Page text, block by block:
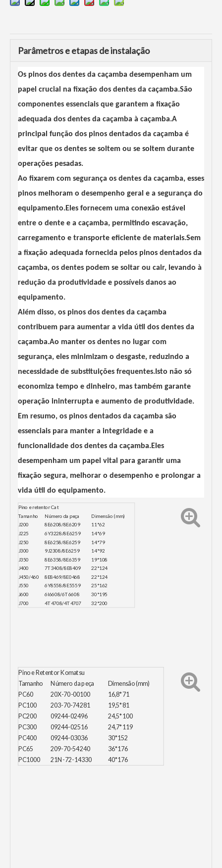
Parâmetros e etapas de instalação
Os pinos dos dentes da caçamba desempenham um
papel crucial na fixação dos dentes da caçamba.São
componentes essenciais que garantem a fixação
adequada dos dentes da caçamba à caçamba.A
principal função dos pinos dentados da caçamba é
evitar que os dentes se soltem ou se soltem durante
operações pesadas.
Ao fixarem com segurança os dentes da caçamba, esses
pinos melhoram o desempenho geral e a segurança do
equipamento.Eles fornecem uma conexão estável
entre o dente e a caçamba, permitindo escavação,
carregamento e transporte eficiente de materiais.Sem
a fixação adequada fornecida pelos pinos dentados da
caçamba, os dentes podem se soltar ou cair, levando à
redução da produtividade e possíveis danos ao
equipamento.
Além disso, os pinos dos dentes da caçamba
contribuem para aumentar a vida útil dos dentes da
caçamba.Ao manter os dentes no lugar com
segurança, eles minimizam o desgaste, reduzindo a
necessidade de substituições frequentes.Isto não só
economiza tempo e dinheiro, mas também garante
operação ininterrupta e aumento de produtividade.
Em resumo, os pinos dentados da caçamba são
essenciais para manter a integridade e a
funcionalidade dos dentes da caçamba.Eles
desempenham um papel vital para garantir uma
fixação segura, melhorar o desempenho e prolongar a
vida útil do equipamento.
Pino e retentor Cat
Tamanho Número da peça
Dimensão (mm)
J200
8E6208/8E6209 11*62
J225 6Y3228/8E6259 14*69
J250 8E6258/8E6259
14*79
J300
9J2308/8E6259 14*92
J350 8E6358/8E6359 19*108
J400 7T3408/8E8409
22*124
J450/460
8E8469/8E0468 22*124
J550 6Y8558/8E5559 25*162
J600 6I6608/6T6608
30*195
J700
4T4708/4T4707 32*200
Pino e Retentor Komatsu
Tamanho Número da peça
Dimensão (mm)
PC60
20X-70-00100 16,8*71
PC100 203-70-74281 19,5*81
PC200 09244-02496
24,5*100
PC300
09244-02516 24,7*119
PC400 09244-03036 30*152
PC65 209-70-54240
36*176
PC1000
21N-72-14330 40*176